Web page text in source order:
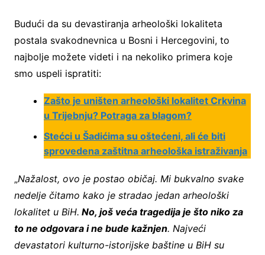
Budući da su devastiranja arheološki lokaliteta
postala svakodnevnica u Bosni i Hercegovini, to
najbolje možete videti i na nekoliko primera koje
smo uspeli ispratiti:
Zašto je uništen arheološki lokalitet Crkvina
u Trijebnju? Potraga za blagom?
Stećci u Šadićima su oštećeni, ali će biti
sprovedena zaštitna arheološka istraživanja
„Nažalost, ovo je postao običaj. Mi bukvalno svake
nedelje čitamo kako je stradao jedan arheološki
lokalitet u BiH. No, još veća tragedija je što niko za
to ne odgovara i ne bude kažnjen. Najveći
devastatori kulturno-istorijske baštine u BiH su